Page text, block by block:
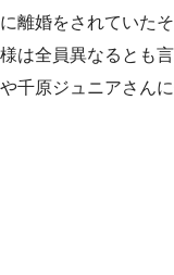
に離婚をされていた
様は全員異なるとも
や千原ジュニアさんに